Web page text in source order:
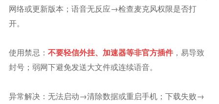
网络或更新版本；语音无反应→检查麦克风权限是否打
开。
使用禁忌： 不要轻信外挂、加速器等非官方插件，易导致
封号；弱网下避免发送大文件或连续语音。
异常解决：无法启动→清除数据或重启手机；下载失败→